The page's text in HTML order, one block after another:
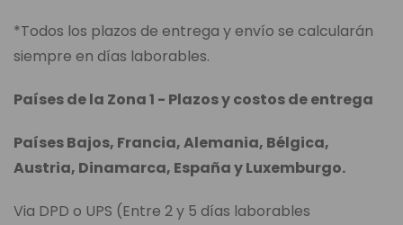
*Todos los plazos de entrega y envío se calcularán
siempre en días laborables.
Países de la Zona 1 - Plazos y costos de entrega
Países Bajos, Francia, Alemania, Bélgica,
Austria, Dinamarca, España y Luxemburgo.
Via DPD o UPS (Entre 2 y 5 días laborables